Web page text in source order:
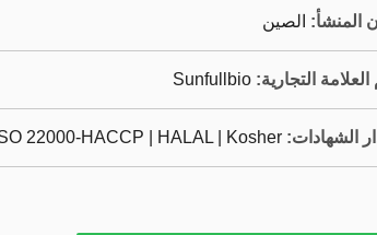
المنشأ: الصين
التجارية: Sunfullbio
الشهادات: 22000-HACCP | HALAL | Kosher